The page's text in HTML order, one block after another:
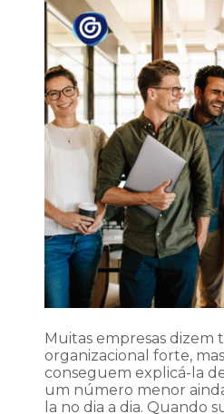
Muitas empresas
organizacional forte,
conseguem explicá-la
um número menor
la no dia a dia. Quando